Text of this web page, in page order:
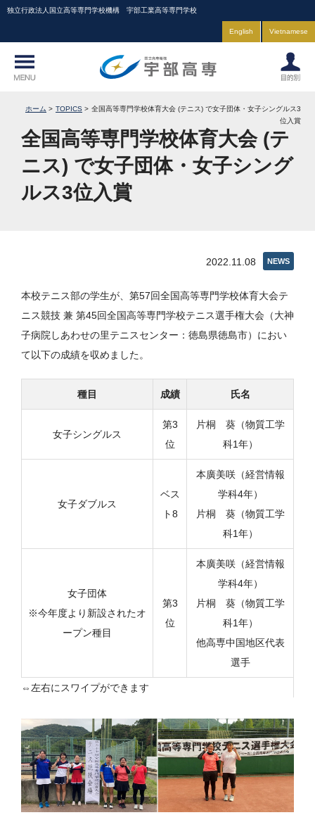
独立行政法人国立高等専門学校機構 宇部工業高等専門学校
English Vietnamese
ホーム TOPICS
全国高等専門学校体育大会 (テニス) で女子団体・女子シングルス3
位入賞
全国高等専門学校体育大会 (テ
ニス) で女子団体・女子シング
ルス3位入賞
NEWS
2022.11.08
本校テニス部の学生が、第57回全国高等専門学校体育大会テ
ニス競技 兼 第45回全国高等専門学校テニス選手権大会（大神
子病院しあわせの里テニスセンター：徳島県徳島市）におい
て以下の成績を収めました。
種目 成績 氏名
女子シングルス
第3
位
片桐 葵（物質工学
科1年）
女子ダブルス
ベス
ト8
本廣美咲（経営情報
学科4年）
片桐 葵（物質工学
科1年）
女子団体
※今年度より新設されたオ
ープン種目
第3
位
本廣美咲（経営情報
学科4年）
片桐 葵（物質工学
科1年）
他高専中国地区代表
選手